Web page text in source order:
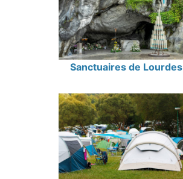
Sanctuaires de Lourdes